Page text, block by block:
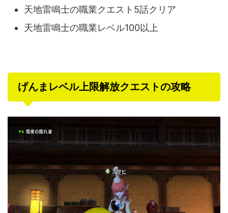
天地雷鳴士の職業クエスト5話クリア
天地雷鳴士の職業レベル100以上
げんまレベル上限解放クエストの攻略